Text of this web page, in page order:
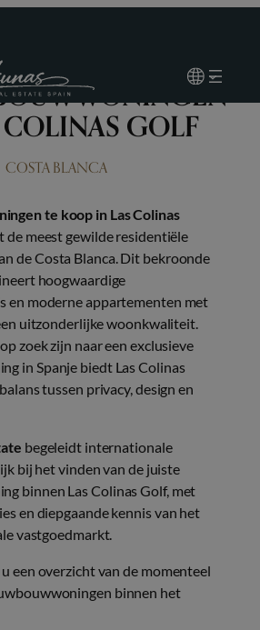
GOLF
COSTA BLANCA
te koop in Las Colinas
de meest gewilde residentiële
de Costa Blanca. Dit bekroonde
hoogwaardige
en moderne appartementen met
uitzonderlijke woonkwaliteit.
zoek zijn naar een exclusieve
in Spanje biedt Las Colinas
tussen privacy, design en
begeleidt internationale
bij het vinden van de juiste
binnen Las Colinas Golf, met
en diepgaande kennis van het
vastgoedmarkt.
een overzicht van de momenteel
binnen het